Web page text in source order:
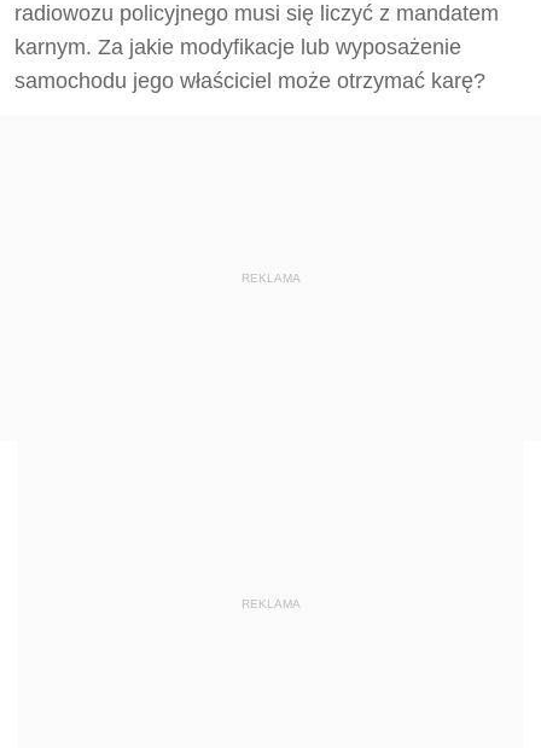
radiowozu policyjnego musi się liczyć z mandatem
karnym. Za jakie modyfikacje lub wyposażenie
samochodu jego właściciel może otrzymać karę?
REKLAMA
REKLAMA